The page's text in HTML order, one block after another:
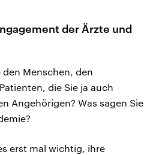
der Ärzte und
den Menschen, den
die Sie ja auch
Angehörigen? Was sagen Sie
erst mal wichtig, ihre